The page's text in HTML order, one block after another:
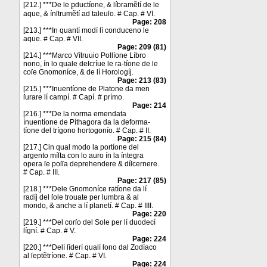
[212.] ***De le ꝑductíone, & líbramẽtí de le
aque, & ínſtrumẽtí ad taleuſo. # Cap. # VI.
Page: 208
[213.] ***In quantí modí ſí conduceno le
aque. # Cap. # VII.
Page: 209 (81)
[214.] ***Marco Vítruuio Pollíone Líbro
nono, ín lo quale deſcríue le ra-tíone de le
coſe Gnomoníce, & de lí Horologíj.
Page: 213 (83)
[215.] ***Inuentíone de Platone da men
ſurare lí campí. # Capí. # prímo.
Page: 214
[216.] ***De la norma emendata
ínuentíone de Píthagora da la deforma-
tíone del trígono hortogonío. # Cap. # II.
Page: 215 (84)
[217.] Cin qual modo la portíone del
argento míſta con lo auro ín la íntegra
opera ſe poſſa deprehendere & díſcernere.
# Cap. # III.
Page: 217 (85)
[218.] ***Dele Gnomoníce ratíone da lí
radíj del ſole trouate per lumbra & al
mondo, & anche a lí planetí. # Cap. # IIII.
Page: 220
[219.] ***Del corſo del Sole per lí duodecí
ſígní. # Cap. # V.
Page: 224
[220.] ***Delí ſíderí qualí ſono dal Zodíaco
al ſeptẽtríone. # Cap. # VI.
Page: 224